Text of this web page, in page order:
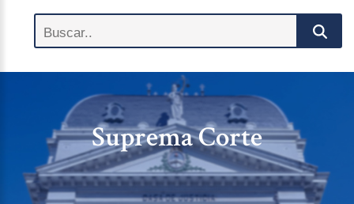
Suprema Corte